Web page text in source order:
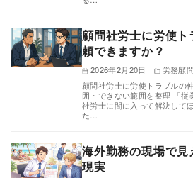
顧問社労士に労使
頼できますか？
2026年2月20日
労務顧
顧問社労士に労使トラブルの
囲・できない範囲を整理 「
社労士に間に入って解決して
た…
海外勤務の現場で
現実